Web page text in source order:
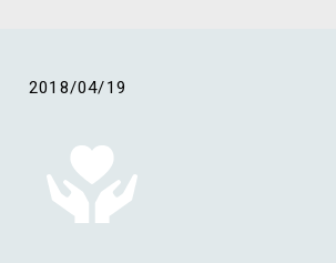
2018/04/19